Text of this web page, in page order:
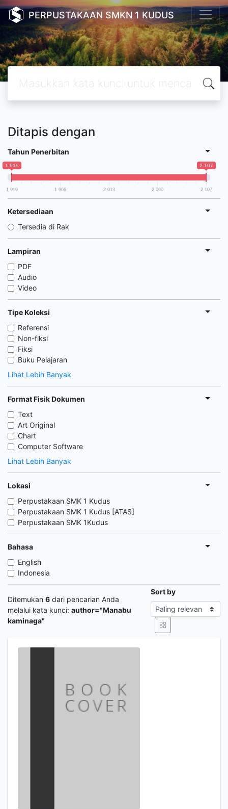
PERPUSTAKAAN SMKN 1 KUDUS
Ditapis dengan
Tahun Penerbitan
1 919 2 107
1 919 1 966 2 013 2 060 2 107
Ketersediaan
Tersedia di Rak
Lampiran
PDF
Audio
Video
Tipe Koleksi
Referensi
Non-fiksi
Fiksi
Buku Pelajaran
Lihat Lebih Banyak
Format Fisik Dokumen
Text
Art Original
Chart
Computer Software
Lihat Lebih Banyak
Lokasi
Perpustakaan SMK 1 Kudus
Perpustakaan SMK 1 Kudus [ATAS]
Perpustakaan SMK 1Kudus
Bahasa
English
Indonesia
Ditemukan 6 dari pencarian Anda
melalui kata kunci: author="Manabu
kaminaga"
Sort by